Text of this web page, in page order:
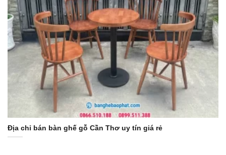
Địa chỉ bán bàn ghế gỗ Cần Thơ uy tín giá rẻ